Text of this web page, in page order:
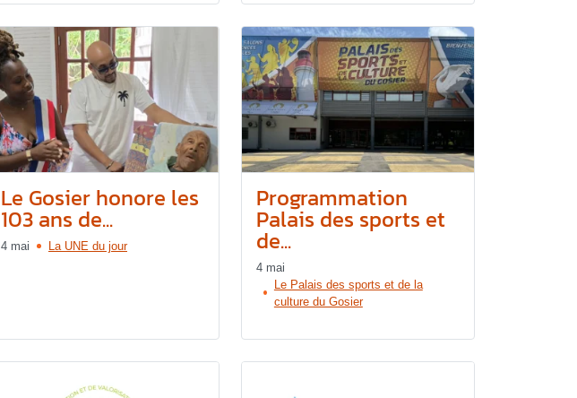
Le Gosier honore les
103 ans de...
4 mai La UNE du jour
Programmation
Palais des sports et
de...
4 mai
Le Palais des sports et de la
culture du Gosier